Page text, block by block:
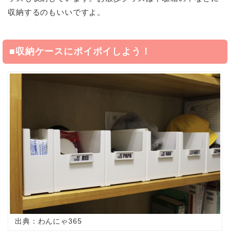
収納するのもいいですよ。
■収納ケースにポイポイしよう！
出典：わんにゃ365